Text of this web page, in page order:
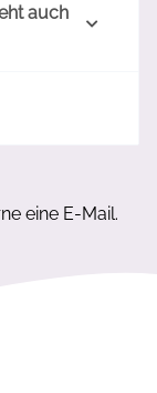
auch
eine E-Mail.